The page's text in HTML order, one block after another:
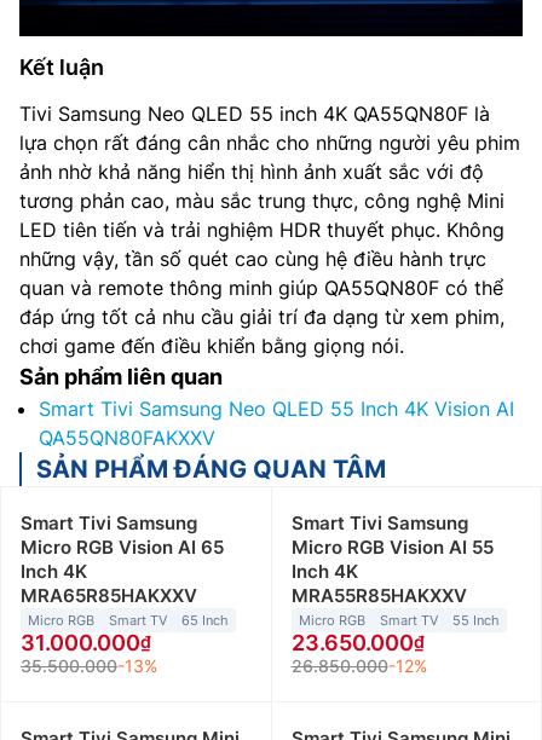
Kết luận
Tivi Samsung Neo QLED 55 inch 4K QA55QN80F là
lựa chọn rất đáng cân nhắc cho những người yêu phim
ảnh nhờ khả năng hiển thị hình ảnh xuất sắc với độ
tương phản cao, màu sắc trung thực, công nghệ Mini
LED tiên tiến và trải nghiệm HDR thuyết phục. Không
những vậy, tần số quét cao cùng hệ điều hành trực
quan và remote thông minh giúp QA55QN80F có thể
đáp ứng tốt cả nhu cầu giải trí đa dạng từ xem phim,
chơi game đến điều khiển bằng giọng nói.
Sản phẩm liên quan
Smart Tivi Samsung Neo QLED 55 Inch 4K Vision AI
QA55QN80FAKXXV
SẢN PHẨM ĐÁNG QUAN TÂM
Smart Tivi Samsung
Micro RGB Vision AI 65
Inch 4K
MRA65R85HAKXXV
Micro RGB Smart TV 65 Inch
31.000.000
35.500.000-13%
Smart Tivi Samsung
Micro RGB Vision AI 55
Inch 4K
MRA55R85HAKXXV
Micro RGB Smart TV 55 Inch
23.650.000
26.850.000-12%